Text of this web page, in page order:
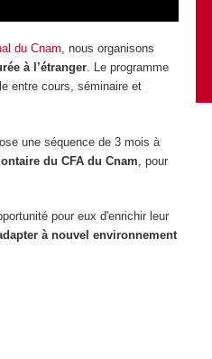
du Cnam, nous organisons
à l’étranger. Le programme
entre cours, séminaire et
une séquence de 3 mois à
du CFA du Cnam , pour
pour eux d'enrichir leur
à nouvel environnement